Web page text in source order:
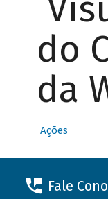
do
da
Ações
Fale